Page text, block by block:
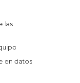
las
en datos